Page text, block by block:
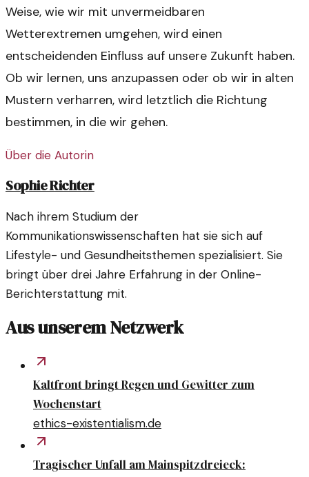
Weise, wie wir mit unvermeidbaren
Wetterextremen umgehen, wird einen
entscheidenden Einfluss auf unsere Zukunft haben.
Ob wir lernen, uns anzupassen oder ob wir in alten
Mustern verharren, wird letztlich die Richtung
bestimmen, in die wir gehen.
Über die Autorin
Sophie Richter
Nach ihrem Studium der
Kommunikationswissenschaften hat sie sich auf
Lifestyle- und Gesundheitsthemen spezialisiert. Sie
bringt über drei Jahre Erfahrung in der Online-
Berichterstattung mit.
Aus unserem Netzwerk
Kaltfront bringt Regen und Gewitter zum
Wochenstart
ethics-existentialism.de
Tragischer Unfall am Mainspitzdreieck: